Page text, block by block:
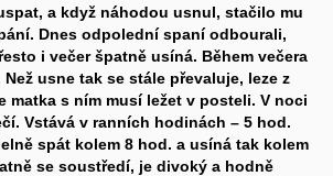
a když náhodou usnul, stačilo mu
Dnes odpolední spaní odbourali,
i večer špatně usíná. Během večera
usne tak se stále převaluje, leze z
matka s ním musí ležet v posteli. V noci
Vstává v ranních hodinách – 5 hod.
spát kolem 8 hod. a usíná tak kolem
se soustředí, je divoký a hodně